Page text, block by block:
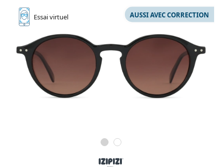
Essaivirtuel AUSSI AVEC CORRECTION